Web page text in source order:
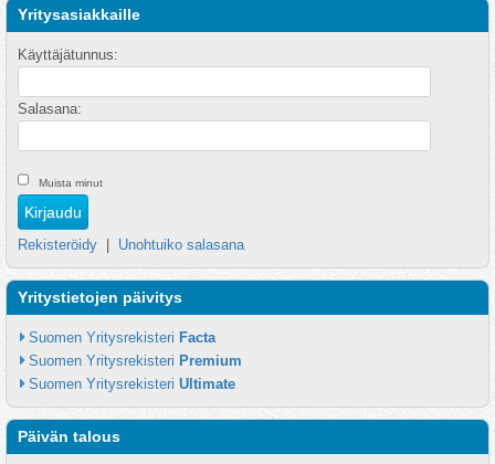
Yritysasiakkaille
Käyttäjätunnus:
Salasana:
Muista minut
Rekisteröidy Unohtuiko salasana
Yritystietojen päivitys
Suomen Yritysrekisteri Facta
Suomen Yritysrekisteri Premium
Suomen Yritysrekisteri Ultimate
Päivän talous